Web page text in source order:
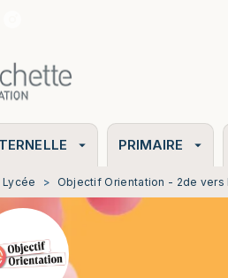
arrow_drop_down PRIMAIRE arrow_drop_down
Lycée > Objectif Orientation - 2de vers